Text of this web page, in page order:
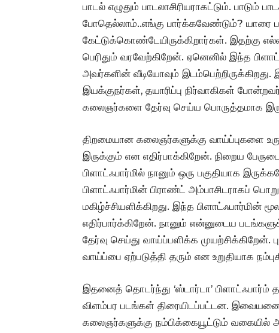
பாடல் எழுதும் பாடலாசிரியராகட்டும். பாடும்
போதெல்லாம்..எங்கு பார்க்கவேண்டும்? யாரை
கேட்டுக்கொண்டேயிருக்கிறார்கள். இதற்கு
பெரிதும் வரவேற்கிறேன். ஏனெனில் இந்த
அவர்களின் வீடியோவும் இடம்பெற்றிருக்கிறது.
இயக்குநர்கள், தயாரிப்பு நிர்வாகிகள்
கலைஞர்களை தேர்வு செய்ய பொருத்தமாக
திறமையான கலைஞர்களுக்கு வாய்ப்புகளை
இருக்கும் என எதிர்பாக்கிறேன். நிறைய
பிளாட்ஃபார்மில் நானும் ஒரு பகுதியாக
பிளாட்ஃபார்மின் பிராண்ட் அம்பாசிடராகப்
மகிழ்ச்சியளிக்கிறது. இந்த பிளாட்ஃபார்மின்
எதிர்பார்க்கிறேன். நானும் என்னுடைய
தேர்வு செய்து வாய்ப்பளிக்க
வாய்ப்பை ஏற்படுத்தி தரும் என உறுதியாக
இதனைத் தொடர்ந்து ‘ஸ்டார்டா’ பிளாட்ஃபார்ம்
விளம்பர படங்கள் திரையிடப்பட்டன.
கலைஞர்களுக்கு நம்பிக்கையூட்டும் வகையில்